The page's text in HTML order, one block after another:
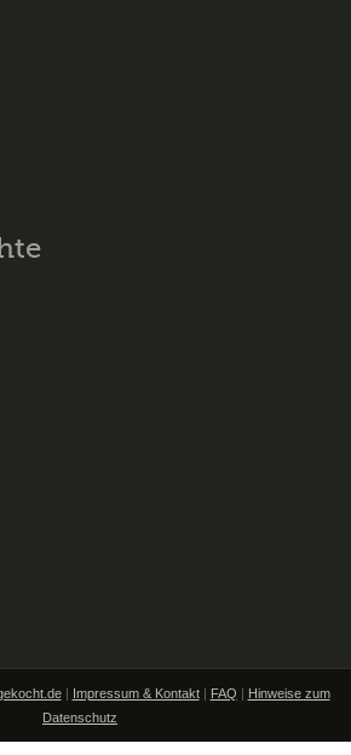
| Impressum & Kontakt| FAQ | Hinweise zum
Datenschutz